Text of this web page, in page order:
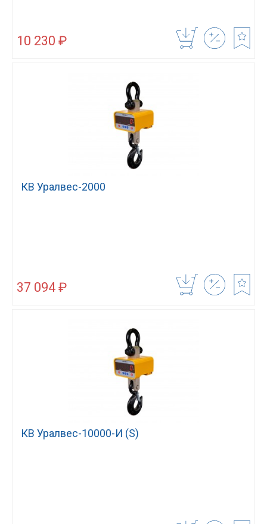
10 230 ₽
КВ Уралвес-2000
37 094 ₽
КВ Уралвес-10000-И (S)